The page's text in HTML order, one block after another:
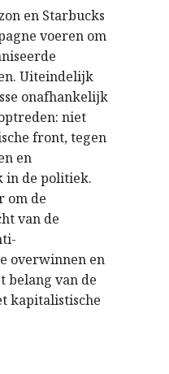
en Starbucks
voeren om
Uiteindelijk
onafhankelijk
niet
front, tegen
en
in de politiek.
om de
van de
overwinnen en
belang van de
kapitalistische